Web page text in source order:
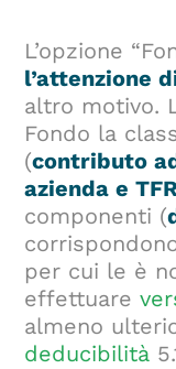
L’opzione
l’attenzione
altro motivo.
Fondo la
(contributo
azienda e
componenti (
per cui le è
effettuare
almeno
deducibilità